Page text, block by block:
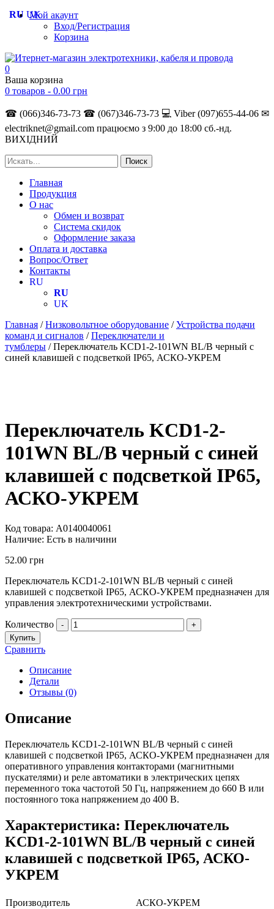
Мой акаунт
Вход/Регистрация
Корзина
0
Ваша корзина
0 товаров - 0.00 грн
☎ (066)346-73-73 ☎ (067)346-73-73 💻 Viber (097)655-44-06 ✉
electriknet@gmail.com працюємо з 9:00 до 18:00 сб.-нд.
ВИХІДНИЙ
Главная
Продукция
О нас
Обмен и возврат
Система скидок
Оформление заказа
Оплата и доставка
Вопрос/Ответ
Контакты
RU
RU
UK
Главная /Низковольтное оборудование /Устройства подачи
команд и сигналов /Переключатели и
тумблеры / Переключатель KCD1-2-101WN BL/B черный с
синей клавишей с подсветкой IP65, АСКО-УКРЕМ
Переключатель KCD1-2-
101WN BL/B черный с синей
клавишей с подсветкой IP65,
АСКО-УКРЕМ
Код товара: A0140040061
Наличие: Есть в наличини
52.00 грн
Переключатель KCD1-2-101WN BL/B черный с синей
клавишей с подсветкой IP65, АСКО-УКРЕМ предназначен для
управления электротехническими устройствами.
Количество -
+
Купить
Сравнить
Описание
Детали
Отзывы (0)
Описание
Переключатель KCD1-2-101WN BL/B черный с синей
клавишей с подсветкой IP65, АСКО-УКРЕМ предназначен для
оперативного управления контакторами (магнитными
пускателями) и реле автоматики в электрических цепях
переменного тока частотой 50 Гц, напряжением до 660 В или
постоянного тока напряжением до 400 В.
Характеристика: Переключатель
KCD1-2-101WN BL/B черный с синей
клавишей с подсветкой IP65, АСКО-
УКРЕМ
Производитель
АСКО-УКРЕМ
RU UK